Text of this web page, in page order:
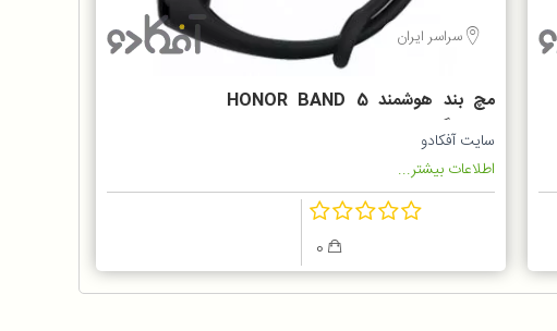
سراسر ایران
مچ بند هوشمند HONOR BAND 5
نسخه گلوبال
سایت آفکادو
اطلاعات بیشتر...